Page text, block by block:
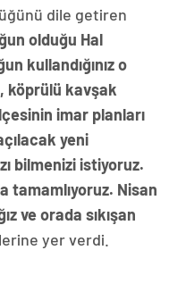
dile getiren
olduğu Hal
kullandığınız o
köprülü kavşak
imar planları
yeni
bilmenizi istiyoruz.
tamamlıyoruz. Nisan
ve orada sıkışan
yer verdi.